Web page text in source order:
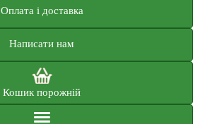
Оплата і доставка
Написати нам
Кошик порожній